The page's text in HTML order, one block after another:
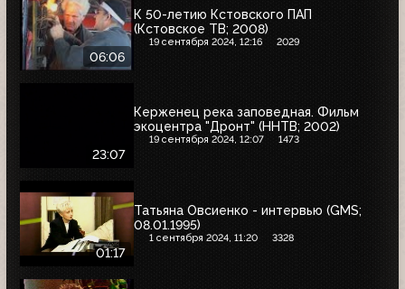
06:06
К 50-летию Кстовского ПАП
(Кстовское ТВ; 2008)
19 сентября 2024, 12:16 2029
23:07
Керженец река заповедная. Фильм
экоцентра "Дронт" (ННТВ; 2002)
19 сентября 2024, 12:07 1473
01:17
Татьяна Овсиенко - интервью (GMS;
08.01.1995)
1 сентября 2024, 11:20 3328